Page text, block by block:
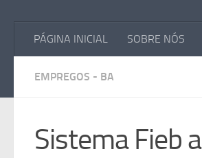
PÁGINA INICIAL SOBRE NÓS
EMPREGOS - BA
Sistema Fieb